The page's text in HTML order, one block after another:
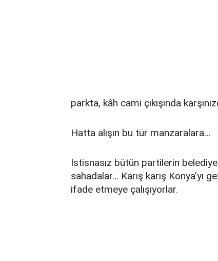
parkta, kâh cami çıkışında
Hatta alışın bu tür manzaralara…
İstisnasız bütün partilerin
sahadalar… Karış karış Konya’yı
ifade etmeye çalışıyorlar.